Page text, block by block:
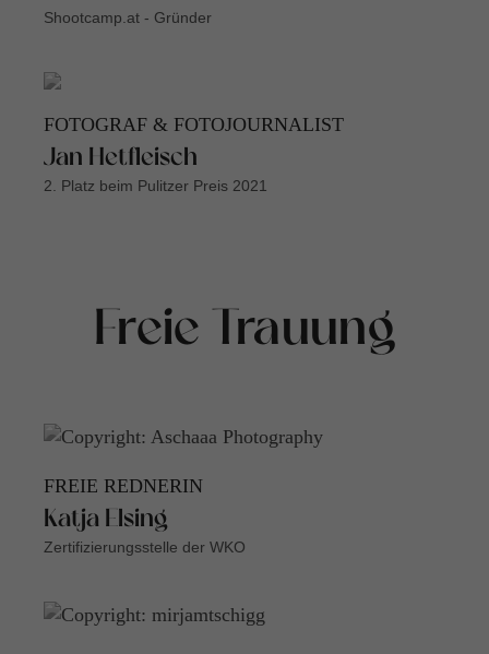
Shootcamp.at - Gründer
FOTOGRAF & FOTOJOURNALIST
Jan Hetfleisch
2. Platz beim Pulitzer Preis 2021
Freie Trauung
FREIE REDNERIN
Katja Elsing
Zertifizierungsstelle der WKO